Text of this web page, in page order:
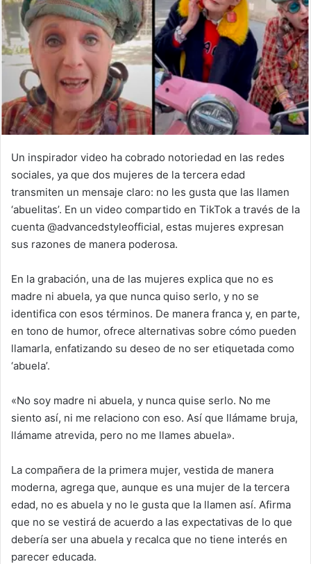
Un inspirador video ha cobrado notoriedad en las redes
sociales, ya que dos mujeres de la tercera edad
transmiten un mensaje claro: no les gusta que las llamen
‘abuelitas’. En un video compartido en TikTok a través de la
cuenta @advancedstyleofficial, estas mujeres expresan
sus razones de manera poderosa.
En la grabación, una de las mujeres explica que no es
madre ni abuela, ya que nunca quiso serlo, y no se
identifica con esos términos. De manera franca y, en parte,
en tono de humor, ofrece alternativas sobre cómo pueden
llamarla, enfatizando su deseo de no ser etiquetada como
‘abuela’.
«No soy madre ni abuela, y nunca quise serlo. No me
siento así, ni me relaciono con eso. Así que llámame bruja,
llámame atrevida, pero no me llames abuela».
La compañera de la primera mujer, vestida de manera
moderna, agrega que, aunque es una mujer de la tercera
edad, no es abuela y no le gusta que la llamen así. Afirma
que no se vestirá de acuerdo a las expectativas de lo que
debería ser una abuela y recalca que no tiene interés en
parecer educada.